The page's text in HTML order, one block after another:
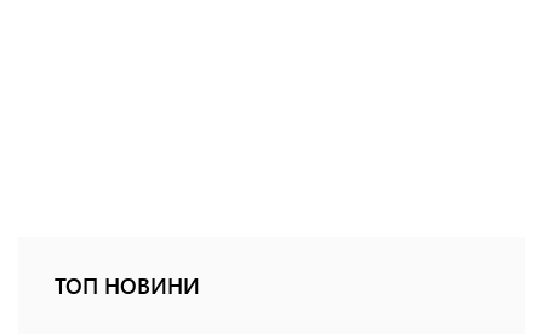
ТОП НОВИНИ